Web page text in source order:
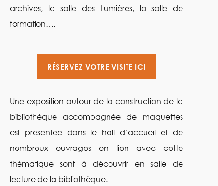
archives, la salle des Lumières, la salle de
formation….
RÉSERVEZ VOTRE VISITE ICI
Une exposition autour de la construction de la
bibliothèque accompagnée de maquettes
est présentée dans le hall d’accueil et de
nombreux ouvrages en lien avec cette
thématique sont à découvrir en salle de
lecture de la bibliothèque.